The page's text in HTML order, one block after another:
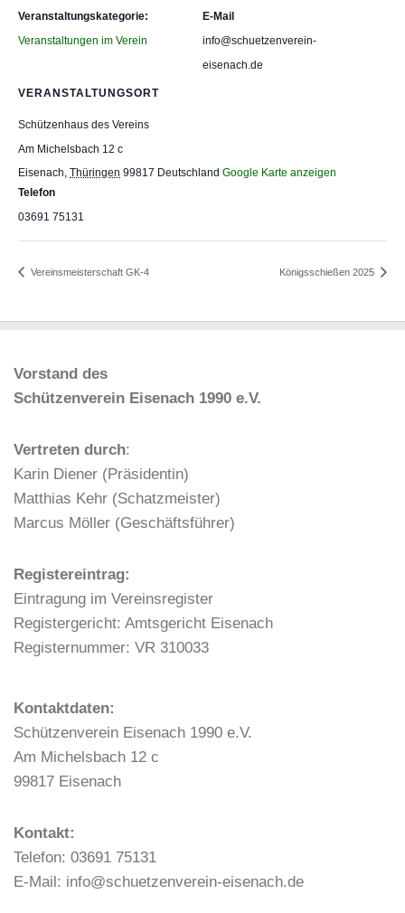
Veranstaltungskategorie:
Veranstaltungen im Verein
VERANSTALTUNGSORT
Schützenhaus des Vereins
Am Michelsbach 12 c
Eisenach, Thüringen 99817 Deutschland Google Karte anzeigen
Telefon
03691 75131
E-Mail
info@schuetzenverein-
eisenach.de
Vereinsmeisterschaft GK-4 Königsschießen 2025
Vorstand des
Schützenverein Eisenach 1990 e.V.
Vertreten durch:
Karin Diener (Präsidentin)
Matthias Kehr (Schatzmeister)
Marcus Möller (Geschäftsführer)
Registereintrag:
Eintragung im Vereinsregister
Registergericht: Amtsgericht Eisenach
Registernummer: VR 310033
Kontaktdaten:
Schützenverein Eisenach 1990 e.V.
Am Michelsbach 12 c
99817 Eisenach
Kontakt:
Telefon: 03691 75131
E-Mail: info@schuetzenverein-eisenach.de